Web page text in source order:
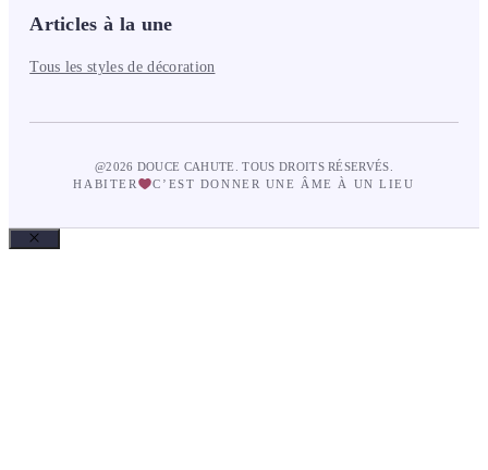
Articles à la une
Tous les styles de décoration
@2026 DOUCE CAHUTE. TOUS DROITS RÉSERVÉS.
HABITER
C’EST DONNER UNE ÂME À UN LIEU
Fermer